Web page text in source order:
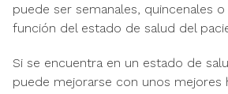
puede ser semanales, quincenales
función del estado de salud del
Si se encuentra en un estado de
puede mejorarse con unos mejores